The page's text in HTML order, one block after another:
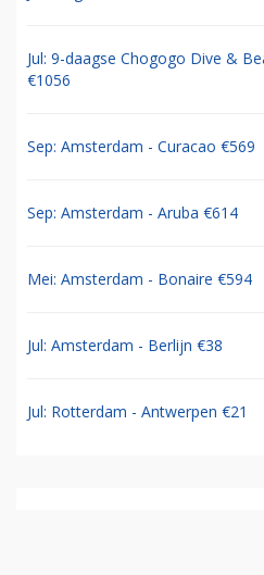
Jul: 9-daagse Chogogo Dive &
€1056
Sep: Amsterdam - Curacao €569
Sep: Amsterdam - Aruba €614
Mei: Amsterdam - Bonaire €594
Jul: Amsterdam - Berlijn €38
Jul: Rotterdam - Antwerpen €21